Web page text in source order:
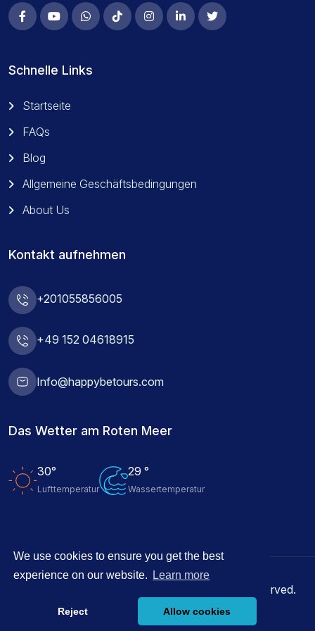
We use cookies to ensure you get the best
experience on our website.
Learn more
Reject Allow cookies
Abenteuer, Meer oder Entspannung – wir helfen Ihnen
und entdecken Sie die schönsten Sehenswürdigkeiten
Schnelle Links
Startseite
FAQs
Blog
Allgemeine Geschäftsbedingungen
About Us
Kontakt aufnehmen
+201055856005
+49 152 04618915
Info@happybetours.com
Das Wetter am Roten Meer
30°
Lufttemperatur
29 °
Wassertemperatur
© 2026 Happy Be Tours Hurghada, All rights reserved.
Angetrieben durchInnovix Solutions